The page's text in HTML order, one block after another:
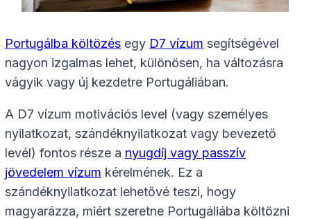
Portugálba költözés egy D7 vízum segítségével
nagyon izgalmas lehet, különösen, ha változásra
vágyik vagy új kezdetre Portugáliában.
A D7 vízum motivációs level (vagy személyes
nyilatkozat, szándéknyilatkozat vagy bevezető
levél) fontos része a nyugdíj vagy passzív
jövedelem vízum kérelmének. Ez a
szándéknyilatkozat lehetővé teszi, hogy
magyarázza, miért szeretne Portugáliába költözni